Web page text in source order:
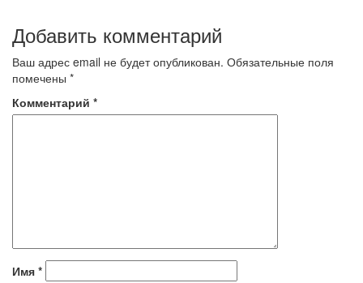
Добавить комментарий
Ваш адрес email не будет опубликован. Обязательные поля
помечены *
Комментарий *
Имя *